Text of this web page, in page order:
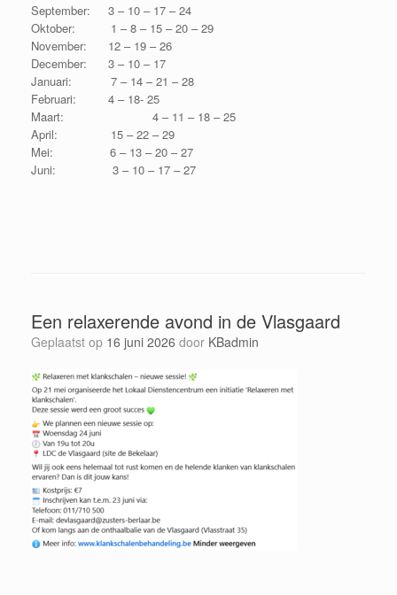
September: 3 – 10 – 17 – 24
Oktober: 1 – 8 – 15 – 20 – 29
November: 12 – 19 – 26
December: 3 – 10 – 17
Januari: 7 – 14 – 21 – 28
Februari: 4 – 18- 25
Maart: 4 – 11 – 18 – 25
April: 15 – 22 – 29
Mei: 6 – 13 – 20 – 27
Juni: 3 – 10 – 17 – 27
Een relaxerende avond in de Vlasgaard
Geplaatst op 16 juni 2026 door KBadmin